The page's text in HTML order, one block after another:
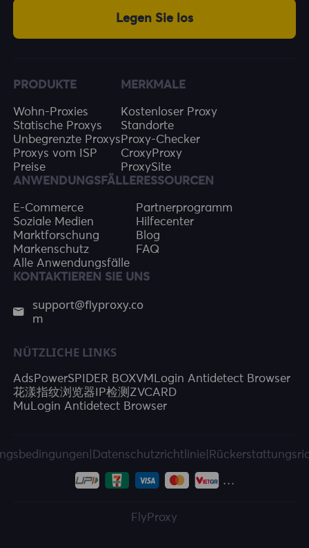
Legen Sie los
PRODUKTE
Wohn-Proxies
Statische Proxys
Unbegrenzte Proxys
Proxys vom ISP
Preise
MERKMALE
Kostenloser Proxy
Standorte
Proxy-Checker
CroxyProxy
ProxySite
ANWENDUNGSFÄLLE
E-Commerce
Soziale Medien
Marktforschung
Markenschutz
Alle Anwendungsfälle
RESSOURCEN
Partnerprogramm
Hilfecenter
Blog
FAQ
KONTAKTIEREN SIE UNS
support@flyproxy.co
m
NÜTZLICHE LINKS
AdsPowerSPIDER BOXVMLogin Antidetect Browser
花漾指纹浏览器 IP检测 ZVCARD
MuLogin Antidetect Browser
FlyProxy
Datenschutzrichtlinie|